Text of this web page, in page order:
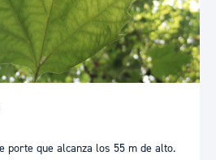
porte que alcanza los 55 m de alto.